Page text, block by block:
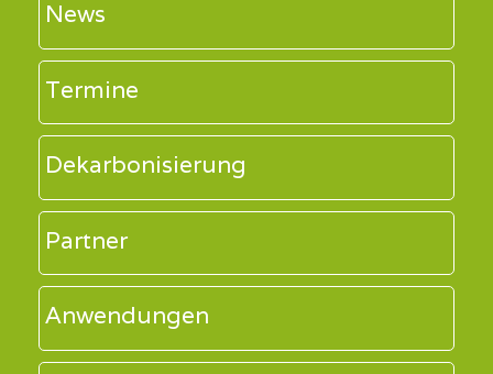
News
Termine
Dekarbonisierung
Partner
Anwendungen